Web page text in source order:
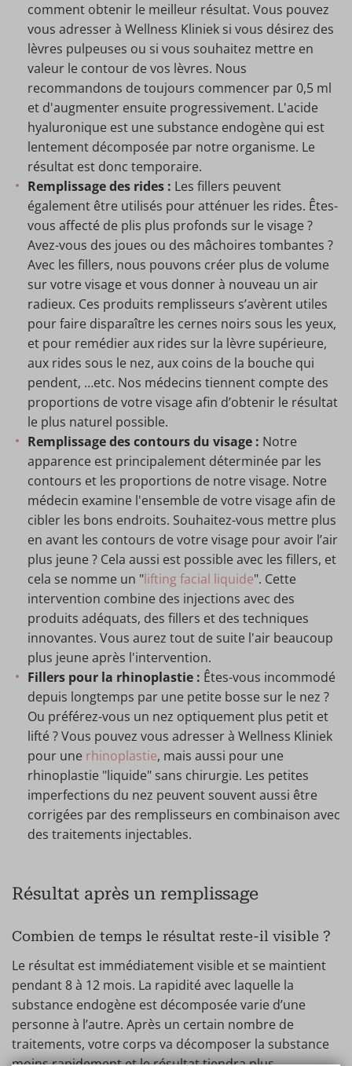
comment obtenir le meilleur résultat. Vous pouvez
vous adresser à Wellness Kliniek si vous désirez des
lèvres pulpeuses ou si vous souhaitez mettre en
valeur le contour de vos lèvres. Nous
recommandons de toujours commencer par 0,5 ml
et d'augmenter ensuite progressivement. L'acide
hyaluronique est une substance endogène qui est
lentement décomposée par notre organisme. Le
résultat est donc temporaire.
Remplissage des rides : Les fillers peuvent
également être utilisés pour atténuer les rides. Êtes-
vous affecté de plis plus profonds sur le visage ?
Avez-vous des joues ou des mâchoires tombantes ?
Avec les fillers, nous pouvons créer plus de volume
sur votre visage et vous donner à nouveau un air
radieux. Ces produits remplisseurs s’avèrent utiles
pour faire disparaître les cernes noirs sous les yeux,
et pour remédier aux rides sur la lèvre supérieure,
aux rides sous le nez, aux coins de la bouche qui
pendent, …etc. Nos médecins tiennent compte des
proportions de votre visage afin d’obtenir le résultat
le plus naturel possible.
Remplissage des contours du visage : Notre
apparence est principalement déterminée par les
contours et les proportions de notre visage. Notre
médecin examine l'ensemble de votre visage afin de
cibler les bons endroits. Souhaitez-vous mettre plus
en avant les contours de votre visage pour avoir l’air
plus jeune ? Cela aussi est possible avec les fillers, et
cela se nomme un "lifting facial liquide". Cette
intervention combine des injections avec des
produits adéquats, des fillers et des techniques
innovantes. Vous aurez tout de suite l'air beaucoup
plus jeune après l'intervention.
Fillers pour la rhinoplastie : Êtes-vous incommodé
depuis longtemps par une petite bosse sur le nez ?
Ou préférez-vous un nez optiquement plus petit et
lifté ? Vous pouvez vous adresser à Wellness Kliniek
pour une rhinoplastie, mais aussi pour une
rhinoplastie "liquide" sans chirurgie. Les petites
imperfections du nez peuvent souvent aussi être
corrigées par des remplisseurs en combinaison avec
des traitements injectables.
Résultat après un remplissage
Combien de temps le résultat reste-il visible ?
Le résultat est immédiatement visible et se maintient
pendant 8 à 12 mois. La rapidité avec laquelle la
substance endogène est décomposée varie d’une
personne à l’autre. Après un certain nombre de
traitements, votre corps va décomposer la substance